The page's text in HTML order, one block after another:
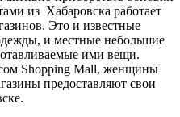
из Хабаровска работает
Это и известные
и местные небольшие
ими вещи.
Shopping Mall, женщины
предоставляют свои